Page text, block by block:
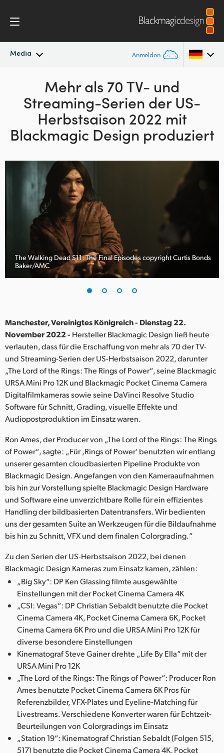
Media Anmelden
Neueste Nachrichten
Nachrichtenarchiv
Pressebilder
Argentina
Australia
Austria
Canada
China
Denmark
Finland
France
Germany
India
Italy
Japan
Korea
Mexico
Netherlands
New Zealand
Norway
Poland
Portugal
Singapore
South Africa
Spain
Sweden
Chinese Taipei
Turkey
UAE
United Kingdom
Mehr als 70 TV- und
Streaming-Serien derUS-
Herbstsaison 2022 mit
Blackmagic Design produziert
The Walking Dead S11: The Final Episodes copyright Curtis Bonds
Baker/AMC
Manchester, Vereinigtes Königreich - Dienstag 22.
November 2022 - Hersteller Blackmagic Design ließ heute
verlauten, dass für die Erschaffung von mehr als 70 der TV-
und Streaming-Serien der US-Herbstsaison 2022, darunter
„The Lord of the Rings: The Rings of Power“, seine Blackmagic
URSA Mini Pro 12K und Blackmagic Pocket Cinema Camera
Digitalfilmkameras sowie seine DaVinci Resolve Studio
Software für Schnitt, Grading, visuelle Effekte und
Audiopostproduktion im Einsatz waren.
Ron Ames, der Producer von „The Lord of the Rings: The Rings
of Power“, sagte: „Für ,Rings of Power’ benutzten wir entlang
unserer gesamten cloudbasierten Pipeline Produkte von
Blackmagic Design. Angefangen von den Kameraaufnahmen
bis hin zur Vorstellung spielte Blackmagic Design Hardware
und Software eine unverzichtbare Rolle für ein effizientes
Handling der bildbasierten Datentransfers. Wir bedienten
uns der gesamten Suite an Werkzeugen für die Bildaufnahme
bis hin zu Schnitt, VFX und dem finalen Colorgrading.“
Zu den Serien der US-Herbstsaison 2022, bei denen
Blackmagic Design Kameras zum Einsatz kamen, zählen:
„Big Sky“: DP Ken Glassing filmte ausgewählte
Einstellungen mit der Pocket Cinema Camera 4K
„CSI: Vegas“: DP Christian Sebaldt benutzte die Pocket
Cinema Camera 4K, Pocket Cinema Camera 6K, Pocket
Cinema Camera 6K Pro und die URSA Mini Pro 12K für
diverse besondere Einstellungen
Kinematograf Steve Gainer drehte „Life By Ella“ mit der
URSA Mini Pro 12K
„The Lord of the Rings: The Rings of Power“: Producer Ron
Ames benutzte Pocket Cinema Camera 6K Pros für
Referenzbilder, VFX-Plates und Eyeline-Matching für
Livestreams. Verschiedene Konverter waren für Echtzeit-
Beurteilungen von Colorgradings im Einsatz
„Station 19“: Kinematograf Christian Sebaldt (Folgen 515,
517) benutzte die Pocket Cinema Camera 4K, Pocket